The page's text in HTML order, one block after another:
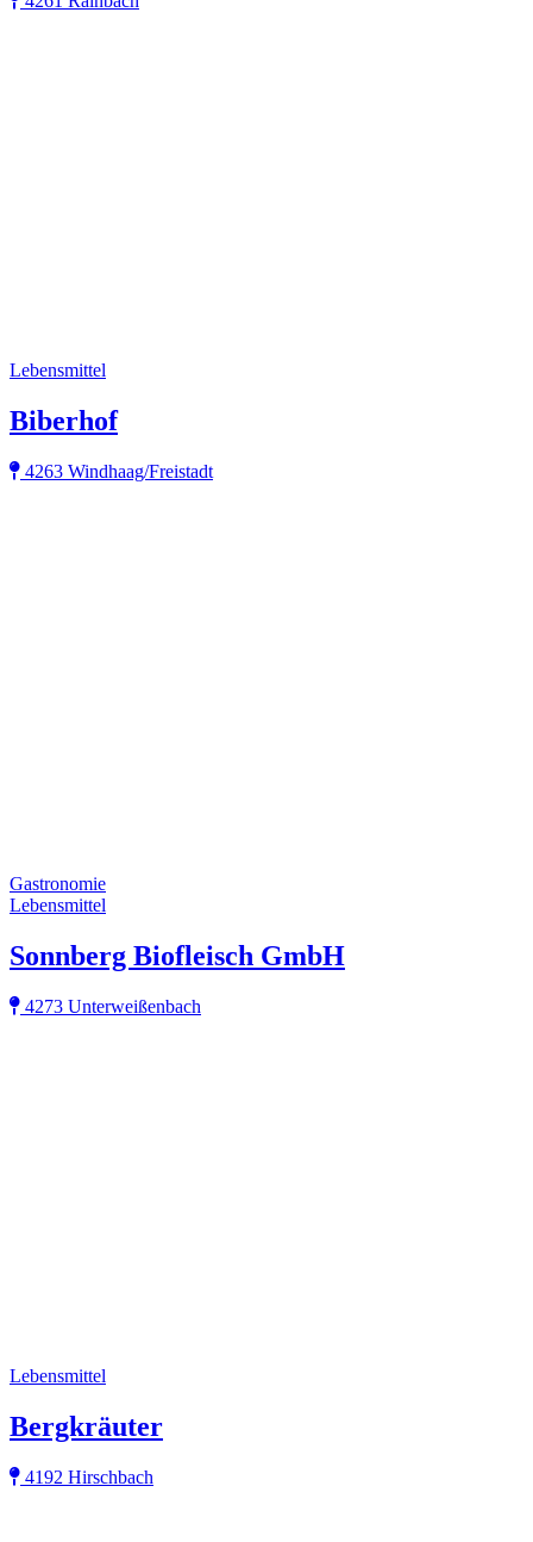
Lebensmittel
Biberhof
4263 Windhaag/Freistadt
Gastronomie
Lebensmittel
Sonnberg Biofleisch GmbH
4273 Unterweißenbach
Lebensmittel
Bergkräuter
4192 Hirschbach